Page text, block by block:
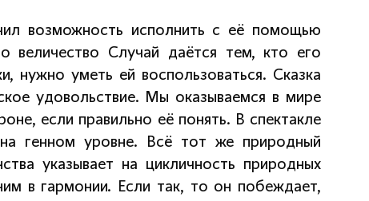
возможность исполнить с её помощью
Случай даётся тем, кто его
нужно уметь ей воспользоваться. Сказка
удовольствие. Мы оказываемся в мире
если правильно её понять. В спектакле
генном уровне. Всё тот же природный
указывает на цикличность природных
в гармонии. Если так, то он побеждает,